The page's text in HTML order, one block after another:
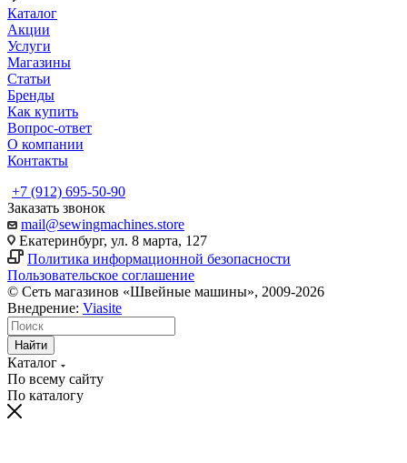
Каталог
Акции
Услуги
Магазины
Статьи
Бренды
Как купить
Вопрос-ответ
О компании
Контакты
+7 (912) 695-50-90
Заказать звонок
mail@sewingmachines.store
Екатеринбург, ул. 8 марта, 127
Политика информационной безопасности
Пользовательское соглашение
© Сеть магазинов «Швейные машины», 2009-2026
Внедрение: Viasite
Найти
Каталог
По всему сайту
По каталогу